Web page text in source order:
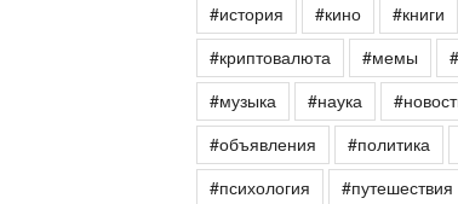
#история
#кино
#книги
#криптовалюта
#мемы
#музыка
#наука
#объявления
#политика
#психология
#путешествия